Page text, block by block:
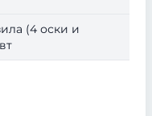
(4 оски и